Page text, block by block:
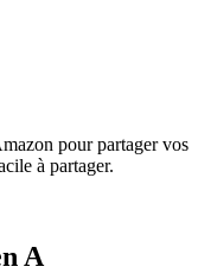
pour partager vos
à partager.
A